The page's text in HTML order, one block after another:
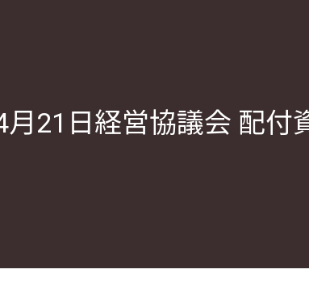
月21日経営協議会 配付